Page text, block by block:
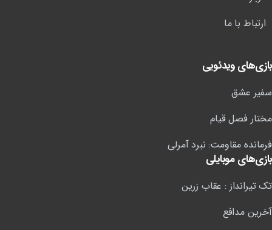
ارتباط با ما
بازی‌های ویدئویی
سفیر عشق
مختار فصل قیام
فرمانده مقاومت: نبرد آمرلی
بازی‌های موبایلی
تک تیرانداز : عقاب زرین
آخرین مدافع